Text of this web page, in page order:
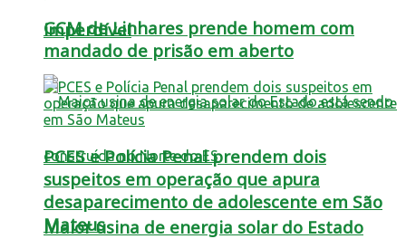
imperdível
Maior usina de energia solar do Estado
GCM de Linhares prende homem com
mandado de prisão em aberto
PCES e Polícia Penal prendem dois
suspeitos em operação que apura
desaparecimento de adolescente em São
Mateus